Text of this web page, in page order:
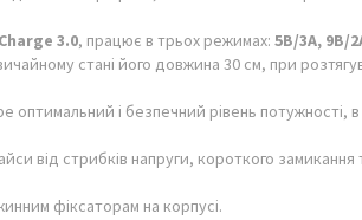
3.0, працює в трьох режимах: 5В/3А, 9В/
стані його довжина 30 см, при
оптимальний і безпечний рівень потужності, в
від стрибків напруги, короткого замикання
фіксаторам на корпусі.